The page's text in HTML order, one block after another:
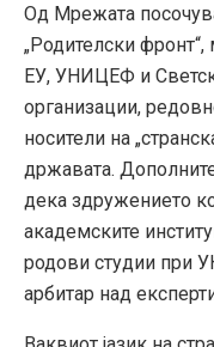
Од Мрежата
„Родителски
ЕУ, УНИЦЕФ и
организации,
носители на
државата.
дека здружението
академските
родови студии при
арбитар над